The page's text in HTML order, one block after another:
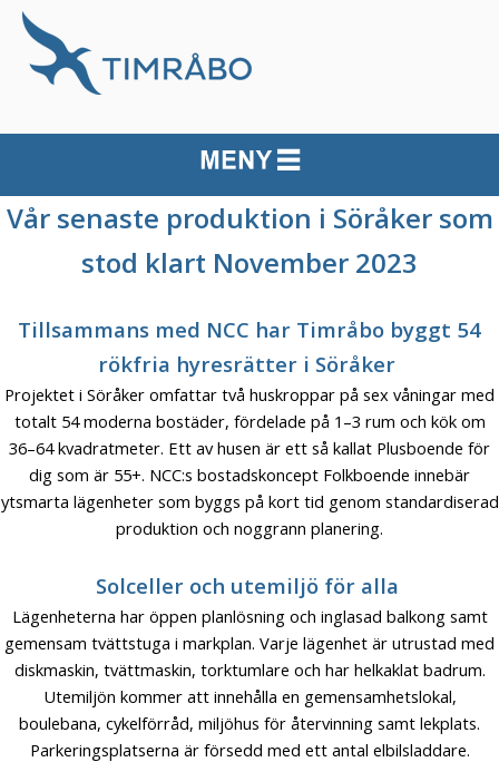
Vår senaste produktion i Söråker som
stod klart November 2023
Tillsammans med NCC har Timråbo byggt 54
rökfria hyresrätter i Söråker
Projektet i Söråker omfattar två huskroppar på sex våningar med
totalt 54 moderna bostäder, fördelade på 1–3 rum och kök om
36–64 kvadratmeter. Ett av husen är ett så kallat Plusboende för
dig som är 55+. NCC:s bostadskoncept Folkboende innebär
ytsmarta lägenheter som byggs på kort tid genom standardiserad
produktion och noggrann planering.
Solceller och utemiljö för alla
Lägenheterna har öppen planlösning och inglasad balkong samt
gemensam tvättstuga i markplan. Varje lägenhet är utrustad med
diskmaskin, tvättmaskin, torktumlare och har helkaklat badrum.
Utemiljön kommer att innehålla en gemensamhetslokal,
boulebana, cykelförråd, miljöhus för återvinning samt lekplats.
Parkeringsplatserna är försedd med ett antal elbilsladdare.